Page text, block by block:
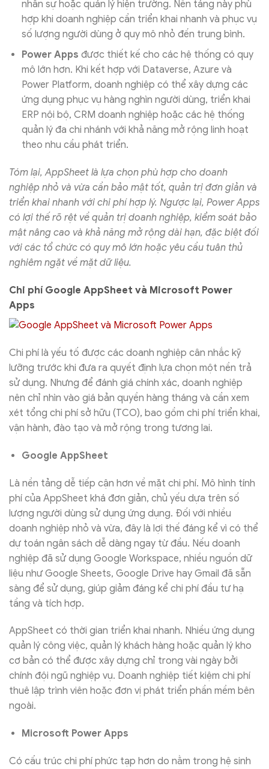
nhân sự hoặc quản lý hiện trường. Nền tảng này phù
hợp khi doanh nghiệp cần triển khai nhanh và phục vụ
số lượng người dùng ở quy mô nhỏ đến trung bình.
Power Apps được thiết kế cho các hệ thống có quy
mô lớn hơn. Khi kết hợp với Dataverse, Azure và
Power Platform, doanh nghiệp có thể xây dựng các
ứng dụng phục vụ hàng nghìn người dùng, triển khai
ERP nội bộ, CRM doanh nghiệp hoặc các hệ thống
quản lý đa chi nhánh với khả năng mở rộng linh hoạt
theo nhu cầu phát triển.
Tóm lại, AppSheet là lựa chọn phù hợp cho doanh
nghiệp nhỏ và vừa cần bảo mật tốt, quản trị đơn giản và
triển khai nhanh với chi phí hợp lý. Ngược lại, Power Apps
có lợi thế rõ rệt về quản trị doanh nghiệp, kiểm soát bảo
mật nâng cao và khả năng mở rộng dài hạn, đặc biệt đối
với các tổ chức có quy mô lớn hoặc yêu cầu tuân thủ
nghiêm ngặt về mặt dữ liệu.
Chi phí Google AppSheet và Microsoft Power
Apps
Chi phí là yếu tố được các doanh nghiệp cân nhắc kỹ
lưỡng trước khi đưa ra quyết định lựa chọn một nền trả
sử dụng. Nhưng để đánh giá chính xác, doanh nghiệp
nên chỉ nhìn vào giá bản quyền hàng tháng và cần xem
xét tổng chi phí sở hữu (TCO), bao gồm chi phí triển khai,
vận hành, đào tạo và mở rộng trong tương lai.
Google AppSheet
Là nền tảng dễ tiếp cận hơn về mặt chi phí. Mô hình tính
phí của AppSheet khá đơn giản, chủ yếu dựa trên số
lượng người dùng sử dụng ứng dụng. Đối với nhiều
doanh nghiệp nhỏ và vừa, đây là lợi thế đáng kể vì có thể
dự toán ngân sách dễ dàng ngay từ đầu. Nếu doanh
nghiệp đã sử dụng Google Workspace, nhiều nguồn dữ
liệu như Google Sheets, Google Drive hay Gmail đã sẵn
sàng để sử dụng, giúp giảm đáng kể chi phí đầu tư hạ
tầng và tích hợp.
AppSheet có thời gian triển khai nhanh. Nhiều ứng dụng
quản lý công việc, quản lý khách hàng hoặc quản lý kho
cơ bản có thể được xây dựng chỉ trong vài ngày bởi
chính đội ngũ nghiệp vụ. Doanh nghiệp tiết kiệm chi phí
thuê lập trình viên hoặc đơn vị phát triển phần mềm bên
ngoài.
Microsoft Power Apps
Có cấu trúc chi phí phức tạp hơn do nằm trong hệ sinh